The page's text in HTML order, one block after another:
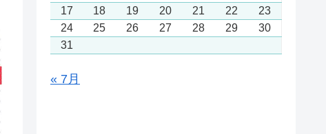
17
18 19 20 21 22
23
24
25 26 27 28 29
30
31
« 7月